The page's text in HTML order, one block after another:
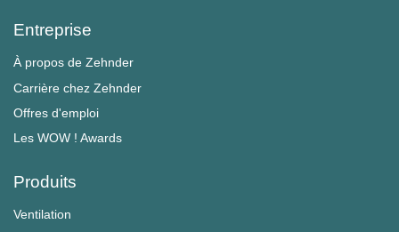
Entreprise
À propos de Zehnder
Carrière chez Zehnder
Offres d'emploi
Les WOW ! Awards
Produits
Ventilation